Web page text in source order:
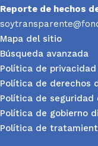
Reporte de hechos
Mapa del sitio
Búsqueda avanzada
Política de
Política de derechos
Política de seguridad
Política de gobierno
Política de